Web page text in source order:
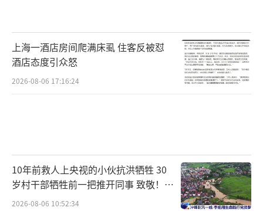
上海一酒店房间爬满床虱 住客反被怼
酒店态度引众怒
2026-08-06 17:16:24
10年前救人上央视的小伙抗洪牺牲 30
岁村干部牺牲前一把推开同事 致敬！送
别！
2026-08-06 10:52:34